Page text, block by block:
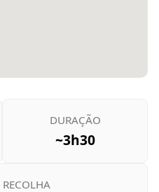
DURAÇÃO
~3h30